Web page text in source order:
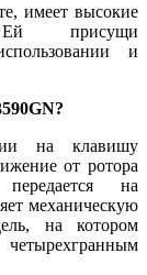
имеет высокие
Ей присущи
и
на клавишу
от ротора
на
механическую
на котором
четырехгранным